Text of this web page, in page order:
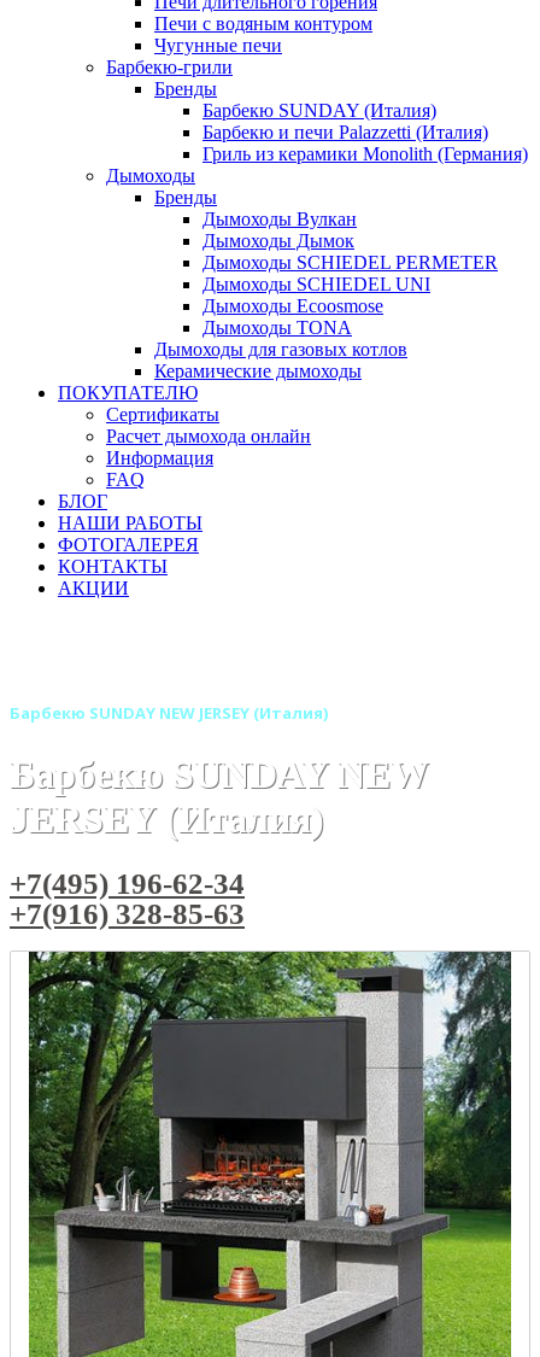
Печи с водяным контуром
Чугунные печи
Барбекю-грили
Бренды
Барбекю SUNDAY (Италия)
Барбекю и печи Palazzetti (Италия)
Гриль из керамики Monolith (Германия)
Дымоходы
Бренды
Дымоходы Вулкан
Дымоходы Дымок
Дымоходы SCHIEDEL PERMETER
Дымоходы SCHIEDEL UNI
Дымоходы Ecoosmose
Дымоходы TONA
Дымоходы для газовых котлов
Керамические дымоходы
ПОКУПАТЕЛЮ
Сертификаты
Расчет дымохода онлайн
Информация
FAQ
БЛОГ
НАШИ РАБОТЫ
ФОТОГАЛЕРЕЯ
КОНТАКТЫ
АКЦИИ
Барбекю SUNDAY NEW JERSEY (Италия)
Барбекю SUNDAY NEW
JERSEY (Италия)
+7(495) 196-62-34
+7(916) 328-85-63